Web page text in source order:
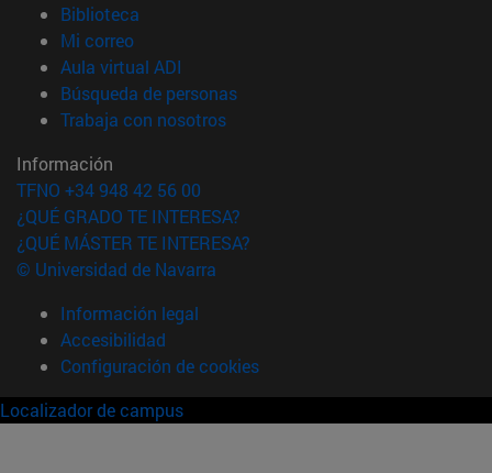
Biblioteca
Mi correo(abre en nueva ventana)
Aula virtual ADI
Búsqueda de personas(abre en nueva ventana)
Trabaja con nosotros(abre en nueva ventana)
Información
TFNO +34 948 42 56 00
¿QUÉ GRADO TE INTERESA?
¿QUÉ MÁSTER TE INTERESA?
© Universidad de Navarra
Información legal
Accesibilidad
Configuración de cookies
Localizador de campus